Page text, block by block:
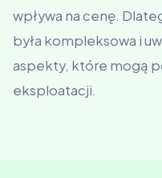
wpływa na cenę.
była kompleksowa i
aspekty, które mogą
eksploatacji.